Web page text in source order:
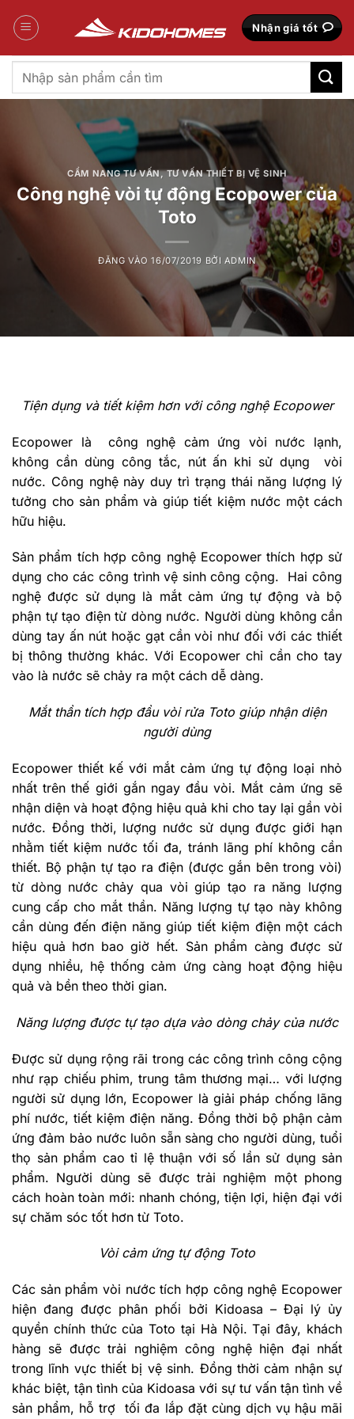
qua
Nhận giá tốt
Tìm
kiếm:
CẨM NANG TƯ VẤN,TƯ VẤN THIẾT BỊ VỆ SINH
Công nghệ vòi tự động Ecopower của
Toto
ĐĂNG VÀO16/07/2019 BỞI ADMIN
Tiện dụng và tiết kiệm hơn với công nghệ Ecopower
Ecopower là công nghệ cảm ứng vòi nước lạnh,
không cần dùng công tắc, nút ấn khi sử dụng vòi
nước. Công nghệ này duy trì trạng thái năng lượng lý
tưởng cho sản phẩm và giúp tiết kiệm nước một cách
hữu hiệu.
Sản phẩm tích hợp công nghệ Ecopower thích hợp sử
dụng cho các công trình vệ sinh công cộng. Hai công
nghệ được sử dụng là mắt cảm ứng tự động và bộ
phận tự tạo điện từ dòng nước. Người dùng không cần
dùng tay ấn nút hoặc gạt cần vòi như đối với các thiết
bị thông thường khác. Với Ecopower chỉ cần cho tay
vào là nước sẽ chảy ra một cách dễ dàng.
Mắt thần tích hợp đầu vòi rửa Toto giúp nhận diện
người dùng
Ecopower thiết kế với mắt cảm ứng tự động loại nhỏ
nhất trên thế giới gắn ngay đầu vòi. Mắt cảm ứng sẽ
nhận diện và hoạt động hiệu quả khi cho tay lại gần vòi
nước. Đồng thời, lượng nước sử dụng được giới hạn
nhằm tiết kiệm nước tối đa, tránh lãng phí không cần
thiết. Bộ phận tự tạo ra điện (được gắn bên trong vòi)
từ dòng nước chảy qua vòi giúp tạo ra năng lượng
cung cấp cho mắt thần. Năng lượng tự tạo này không
cần dùng đến điện năng giúp tiết kiệm điện một cách
hiệu quả hơn bao giờ hết. Sản phẩm càng được sử
dụng nhiều, hệ thống cảm ứng càng hoạt động hiệu
quả và bền theo thời gian.
Năng lượng được tự tạo dựa vào dòng chảy của nước
Được sử dụng rộng rãi trong các công trình công cộng
như rạp chiếu phim, trung tâm thương mại… với lượng
người sử dụng lớn, Ecopower là giải pháp chống lãng
phí nước, tiết kiệm điện năng. Đồng thời bộ phận cảm
ứng đảm bảo nước luôn sẵn sàng cho người dùng, tuổi
thọ sản phẩm cao tỉ lệ thuận với số lần sử dụng sản
phẩm. Người dùng sẽ được trải nghiệm một phong
cách hoàn toàn mới: nhanh chóng, tiện lợi, hiện đại với
sự chăm sóc tốt hơn từ Toto.
Vòi cảm ứng tự động Toto
Các sản phẩm vòi nước tích hợp công nghệ Ecopower
hiện đang được phân phối bởi Kidoasa – Đại lý ủy
quyền chính thức của Toto tại Hà Nội. Tại đây, khách
hàng sẽ được trải nghiệm công nghệ hiện đại nhất
trong lĩnh vực thiết bị vệ sinh. Đồng thời cảm nhận sự
khác biệt, tận tình của Kidoasa với sự tư vấn tận tình về
sản phẩm, hỗ trợ tối đa lắp đặt cùng dịch vụ hậu mãi